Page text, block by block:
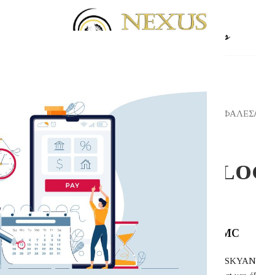
ΚΕΦΑΛΕΣ/
SKYANALOG G2 MC
Κεφαλή κινητού πηνίου